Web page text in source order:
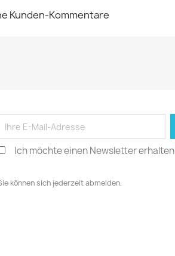
Kunden-Kommentare
Ich möchte einen Newsletter erhalten
können sich jederzeit abmelden.